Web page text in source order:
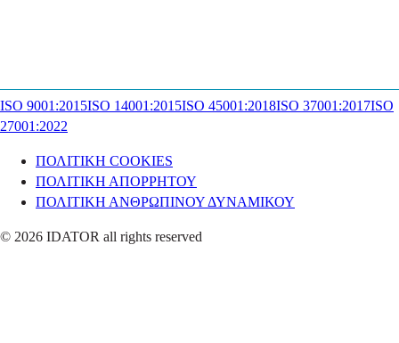
ISO 9001:2015ISO 14001:2015ISO 45001:2018ISO 37001:2017ISO
27001:2022
ΠΟΛΙΤΙΚΗ COOKIES
ΠΟΛΙΤΙΚΗ ΑΠΟΡΡΗΤΟΥ
ΠΟΛΙΤΙΚΗ ΑΝΘΡΩΠΙΝΟΥ ΔΥΝΑΜΙΚΟΥ
© 2026 IDATOR all rights reserved